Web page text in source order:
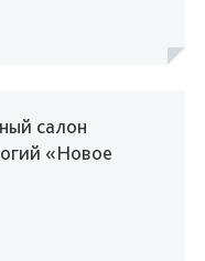
салон
«Новое